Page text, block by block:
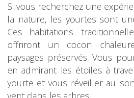
Si vous recherchez une
la nature, les yourtes sont
Ces habitations
offriront un cocon
paysages préservés. Vous
en admirant les étoiles à
yourte et vous réveiller au
vent dans les arbres.